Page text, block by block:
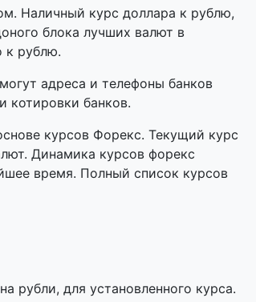
Наличный курс доллара к рублю,
блока лучших валют в
к рублю.
адреса и телефоны банков
котировки банков.
курсов Форекс. Текущий курс
Динамика курсов форекс
время. Полный список курсов
рубли, для установленного курса.